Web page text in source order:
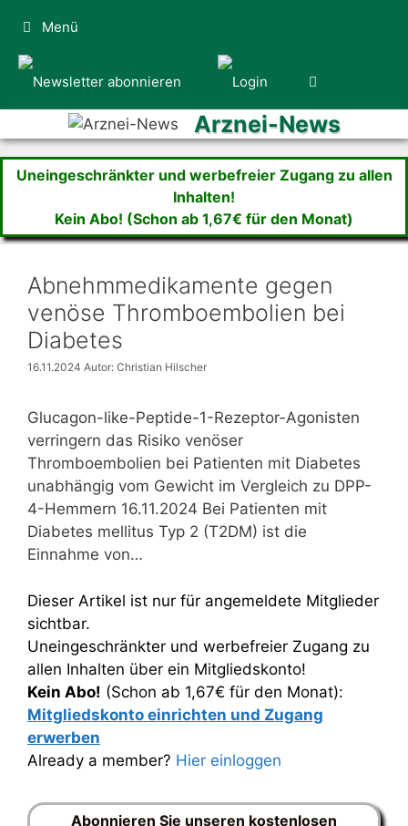
Inhalt
springen
Menü
Arznei-News
Uneingeschränkter und werbefreier Zugang zu allen
Inhalten!
Kein Abo! (Schon ab 1,67€ für den Monat)
Abnehmmedikamente gegen
venöse Thromboembolien bei
Diabetes
16.11.2024 Autor: Christian Hilscher
Glucagon-like-Peptide-1-Rezeptor-Agonisten
verringern das Risiko venöser
Thromboembolien bei Patienten mit Diabetes
unabhängig vom Gewicht im Vergleich zu DPP-
4-Hemmern 16.11.2024 Bei Patienten mit
Diabetes mellitus Typ 2 (T2DM) ist die
Einnahme von…
Dieser Artikel ist nur für angemeldete Mitglieder
sichtbar.
Uneingeschränkter und werbefreier Zugang zu
allen Inhalten über ein Mitgliedskonto!
Kein Abo! (Schon ab 1,67€ für den Monat):
Mitgliedskonto einrichten und Zugang
erwerben
Already a member? Hier einloggen
Abonnieren Sie unseren kostenlosen